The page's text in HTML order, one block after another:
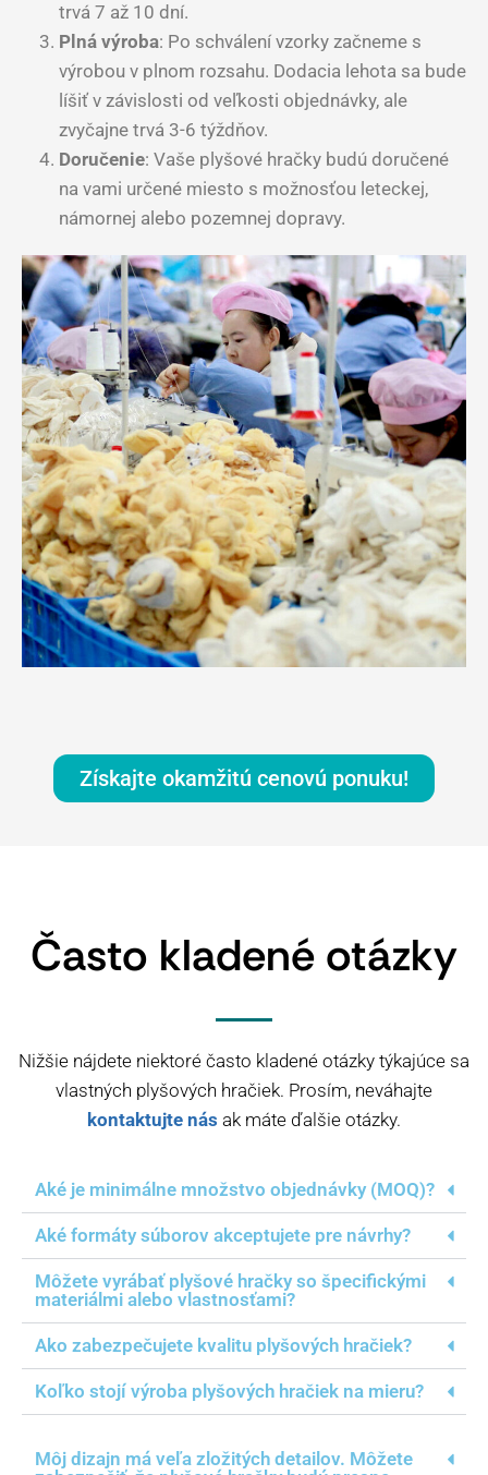
trvá 7 až 10 dní.
Plná výroba: Po schválení vzorky začneme s
výrobou v plnom rozsahu. Dodacia lehota sa bude
líšiť v závislosti od veľkosti objednávky, ale
zvyčajne trvá 3-6 týždňov.
Doručenie: Vaše plyšové hračky budú doručené
na vami určené miesto s možnosťou leteckej,
námornej alebo pozemnej dopravy.
Získajte okamžitú cenovú ponuku!
Často kladené otázky
Nižšie nájdete niektoré často kladené otázky týkajúce sa
vlastných plyšových hračiek. Prosím, neváhajte
kontaktujte nás ak máte ďalšie otázky.
Aké je minimálne množstvo objednávky (MOQ)?
Aké formáty súborov akceptujete pre návrhy?
Môžete vyrábať plyšové hračky so špecifickými
materiálmi alebo vlastnosťami?
Ako zabezpečujete kvalitu plyšových hračiek?
Koľko stojí výroba plyšových hračiek na mieru?
Môj dizajn má veľa zložitých detailov. Môžete